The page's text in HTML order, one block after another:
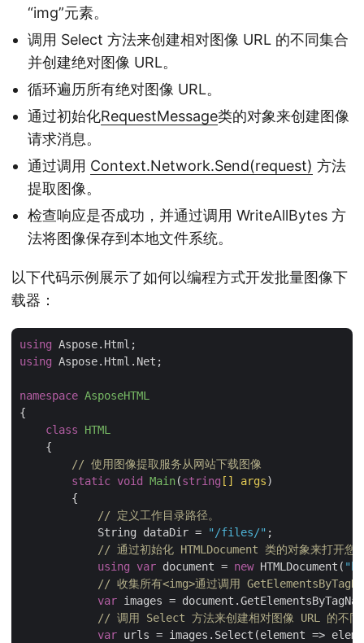
“img”元素。
调用 Select 方法来创建相对图像 URL 的不同集合
并创建绝对图像 URL。
循环遍历所有绝对图像 URL。
通过初始化RequestMessage类的对象来创建图像
请求消息。
通过调用 Context.Network.Send(request) 方法
提取图像。
检查响应是否成功，并通过调用 WriteAllBytes 方
法将图像保存到本地文件系统。
以下代码示例展示了如何以编程方式开发批量图像下
载器：
using
using Aspose.Html.Net;
namespace AsposeHTML
{
class
HTML
    {
// 使用图像提取服务从网站下载图像
static void Main(string [] args)
        {
// 定义工作目录路径。
            String dataDir =
"/files/" ;
// 通过初始化 HTMLDocument 类的对象来打开您
using
var document = new HTMLDocument(
// 收集所有<img>通过调用
var images =
// 调用 Select 方法来创建相对图像 URL 的不同
var urls = images.Select(element =>